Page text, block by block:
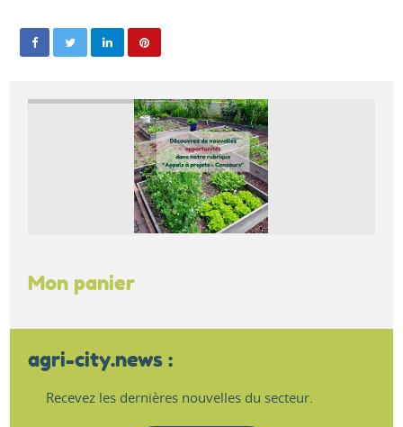
Mon panier
agri-city.news :
Recevez les dernières nouvelles du secteur.